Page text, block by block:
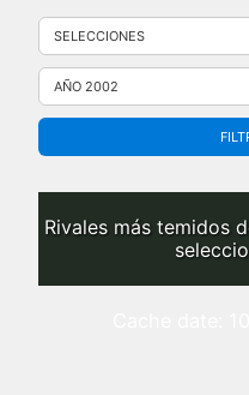
Saltar
contenido
Rivales más temidos